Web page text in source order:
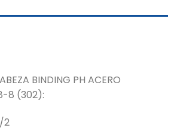
BINDING PH ACERO
8 (302):
2